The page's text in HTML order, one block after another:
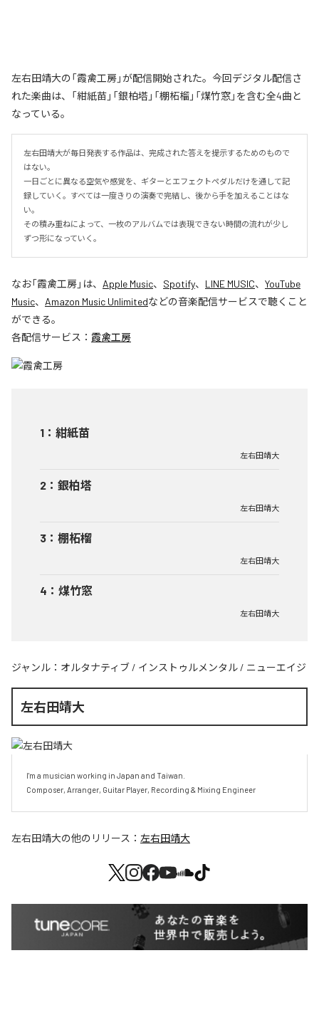
左右田靖大の「霞禽工房」が配信開始された。今回デジタル配信さ
れた楽曲は、「紺紙苗」「銀柏塔」「棚柘榴」「煤竹窓」を含む全4曲と
なっている。
左右田靖大が毎日発表する作品は、完成された答えを提示するためのもので
はない。
一日ごとに異なる空気や感覚を、ギターとエフェクトペダルだけを通して記
録していく。すべては一度きりの演奏で完結し、後から手を加えることはな
い。
その積み重ねによって、一枚のアルバムでは表現できない時間の流れが少し
ずつ形になっていく。
なお「霞禽工房」は、 Apple Music、 Spotify、 LINE MUSIC、 YouTube
Music、 Amazon Music Unlimitedなどの音楽配信サービスで聴くこと
ができる。
各配信サービス： 霞禽工房
1 ： 紺紙苗
左右田靖大
2 ： 銀柏塔
左右田靖大
3 ： 棚柘榴
左右田靖大
4 ： 煤竹窓
左右田靖大
ジャンル： オルタナティブ / インストゥルメンタル / ニューエイジ
左右田靖大
I'm a musician working in Japan and Taiwan.
Composer, Arranger, Guitar Player, Recording & Mixing Engineer
左右田靖大の他のリリース： 左右田靖大